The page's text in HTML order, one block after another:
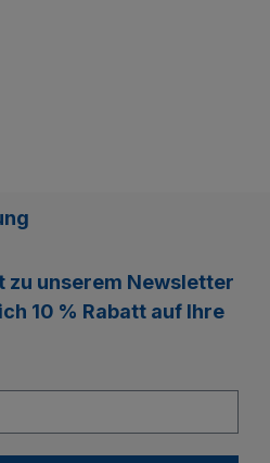
zu unserem Newsletter
10 % Rabatt auf Ihre